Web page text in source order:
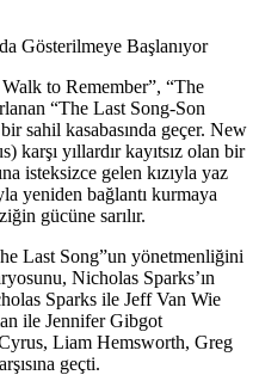
Gösterilmeye Başlanıyor
to Remember”, “The
“The Last Song-Son
sahil kasabasında geçer. New
karşı yıllardır kayıtsız olan bir
isteksizce gelen kızıyla yaz
yeniden bağlantı kurmaya
gücüne sarılır.
Last Song”un yönetmenliğini
Nicholas Sparks’ın
Sparks ile Jeff Van Wie
ile Jennifer Gibgot
Liam Hemsworth, Greg
geçti.